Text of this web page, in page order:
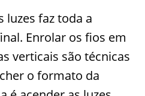
luzes faz toda a
Enrolar os fios em
verticais são técnicas
o formato da